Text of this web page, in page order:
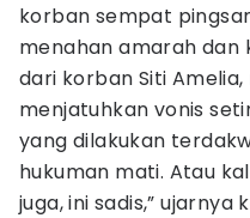
korban sempat
menahan amarah dan
dari korban Siti
menjatuhkan vonis
yang dilakukan
hukuman mati. Atau
juga, ini sadis,”